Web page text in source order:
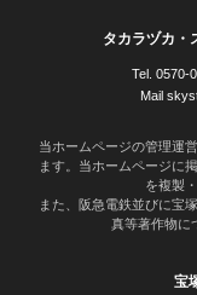
タカラヅカ・
Tel. 0570-
Mail
当ホームページの管理運
ます。当ホームページに
を複製
また、阪急電鉄並びに宝
真等著作物に
宝